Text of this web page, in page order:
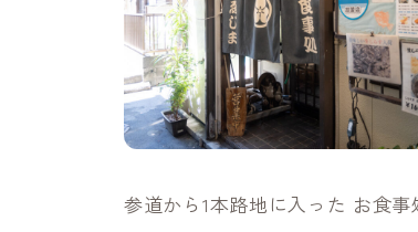
参道から1本路地に入った お食事